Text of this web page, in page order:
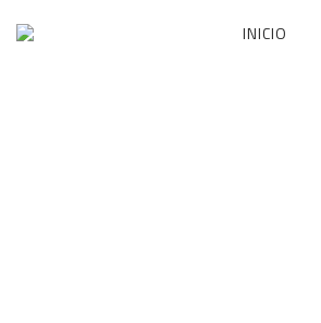
INICIO